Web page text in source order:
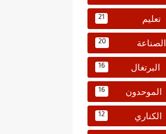
تعليم 21
الصناعة 20
البرتغال 16
الموحدون 16
الكناري 12